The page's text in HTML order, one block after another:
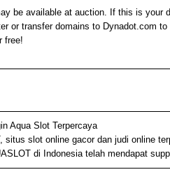
be available at auction. If this is your
or transfer domains to Dynadot.com to
free!
Aqua Slot Terpercaya
situs slot online gacor dan judi online
di Indonesia telah mendapat